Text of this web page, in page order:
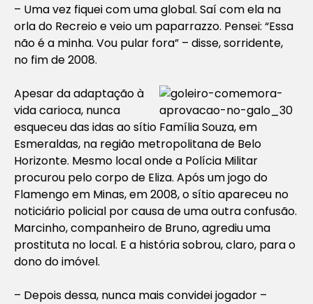
– Uma vez fiquei com uma global. Saí com ela na
orla do Recreio e veio um paparrazzo. Pensei: “Essa
não é a minha. Vou pular fora” – disse, sorridente,
no fim de 2008.
Apesar da adaptação à
vida carioca, nunca
esqueceu das idas ao sítio Família Souza, em
Esmeraldas, na região metropolitana de Belo
Horizonte. Mesmo local onde a Polícia Militar
procurou pelo corpo de Eliza. Após um jogo do
Flamengo em Minas, em 2008, o sítio apareceu no
noticiário policial por causa de uma outra confusão.
Marcinho, companheiro de Bruno, agrediu uma
prostituta no local. E a história sobrou, claro, para o
dono do imóvel.
– Depois dessa, nunca mais convidei jogador –